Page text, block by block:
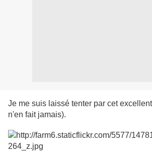
Je me suis laissé tenter par cet
n'en fait jamais).